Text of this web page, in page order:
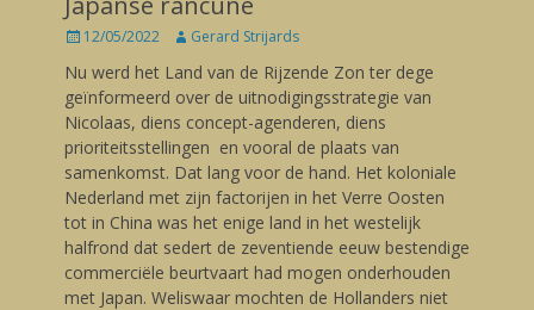
Posted
12/05/2022 Author
Gerard Strijards
Nu werd het Land van de Rijzende Zon ter dege
geïnformeerd over de uitnodigingsstrategie van
Nicolaas, diens concept-agenderen, diens
prioriteitsstellingen en vooral de plaats van
samenkomst. Dat lang voor de hand. Het koloniale
Nederland met zijn factorijen in het Verre Oosten
tot in China was het enige land in het westelijk
halfrond dat sedert de zeventiende eeuw bestendige
commerciële beurtvaart had mogen onderhouden
met Japan. Weliswaar mochten de Hollanders niet